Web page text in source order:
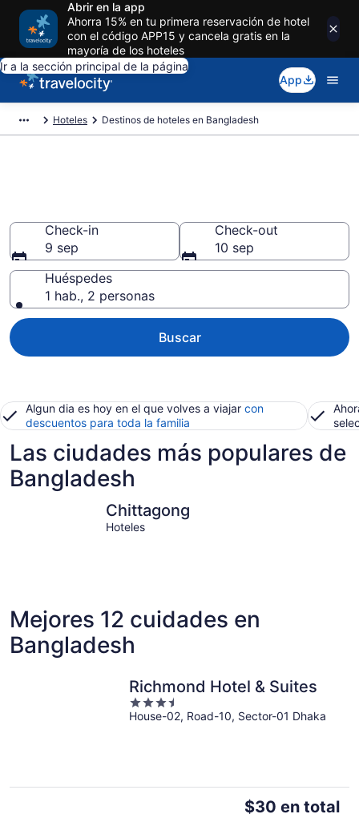
Abrir en la app
Ahorra 15% en tu primera reservación de hotel
con el código APP15 y cancela gratis en la
mayoría de los hoteles
Ir a la sección principal de la página
App
Hoteles Destinos de hoteles en Bangladesh
Check-in
9 sep
Check-out
10 sep
Huéspedes
1 hab., 2 personas
Buscar
Algun dia es hoy en el que volves a viajar con
descuentos para toda la familia
Las ciudades más populares de
Bangladesh
Chittagong
Hoteles
Mejores 12 cuidades en
Bangladesh
Richmond Hotel & Suites
3.5
out
House-02, Road-10, Sector-01 Dhaka
El
$30 en total